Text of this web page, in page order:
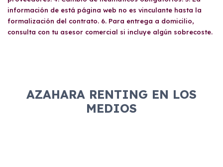
el departamento de riesgos de cada
proveedor.
información de está página web no es vinculante hasta la
formalización del contrato. 6. Para entrega a domicilio,
consulta con tu asesor comercial si incluye algún sobrecoste.
AZAHARA RENTING EN LOS
MEDIOS